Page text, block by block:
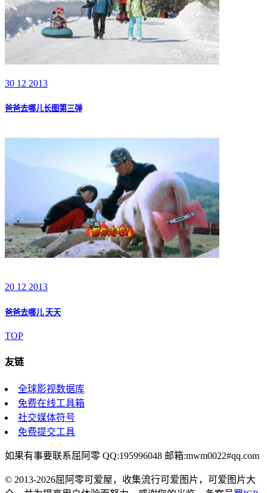
30 12 2013
爸爸去哪儿长图第三弹
20 12 2013
爸爸去哪儿 天天
TOP
友链
全球影视数据库
免费在线工具箱
社交媒体符号
免费提交工具
如果有事要联系屈阿零 QQ:195996048 邮箱:mwm0022#qq.com
© 2013-2026屈阿零可爱屋，收集流行可爱图片，可爱图片大